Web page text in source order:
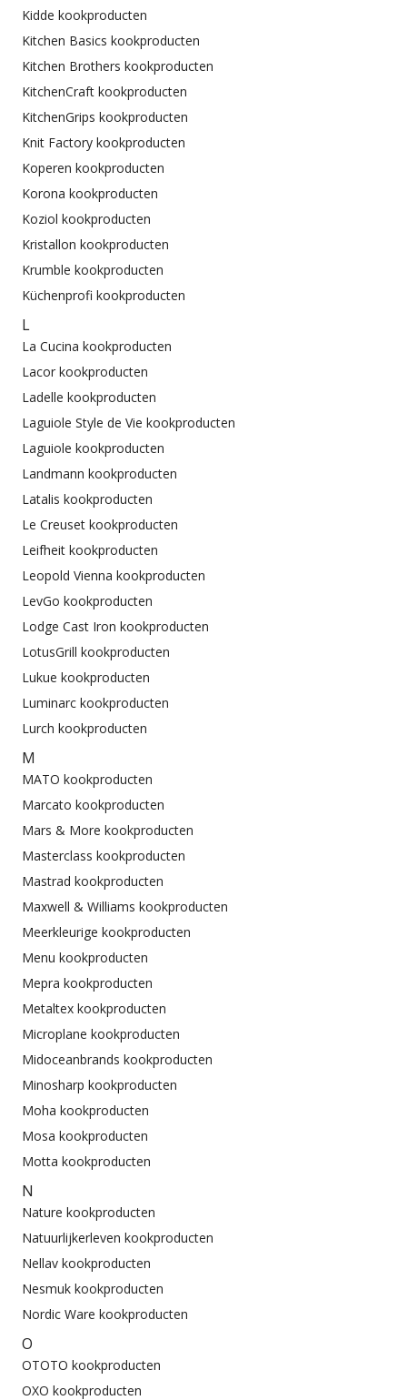
Kidde kookproducten
Kitchen Basics kookproducten
Kitchen Brothers kookproducten
KitchenCraft kookproducten
KitchenGrips kookproducten
Knit Factory kookproducten
Koperen kookproducten
Korona kookproducten
Koziol kookproducten
Kristallon kookproducten
Krumble kookproducten
Küchenprofi kookproducten
L
La Cucina kookproducten
Lacor kookproducten
Ladelle kookproducten
Laguiole Style de Vie kookproducten
Laguiole kookproducten
Landmann kookproducten
Latalis kookproducten
Le Creuset kookproducten
Leifheit kookproducten
Leopold Vienna kookproducten
LevGo kookproducten
Lodge Cast Iron kookproducten
LotusGrill kookproducten
Lukue kookproducten
Luminarc kookproducten
Lurch kookproducten
M
MATO kookproducten
Marcato kookproducten
Mars & More kookproducten
Masterclass kookproducten
Mastrad kookproducten
Maxwell & Williams kookproducten
Meerkleurige kookproducten
Menu kookproducten
Mepra kookproducten
Metaltex kookproducten
Microplane kookproducten
Midoceanbrands kookproducten
Minosharp kookproducten
Moha kookproducten
Mosa kookproducten
Motta kookproducten
N
Nature kookproducten
Natuurlijkerleven kookproducten
Nellav kookproducten
Nesmuk kookproducten
Nordic Ware kookproducten
O
OTOTO kookproducten
OXO kookproducten